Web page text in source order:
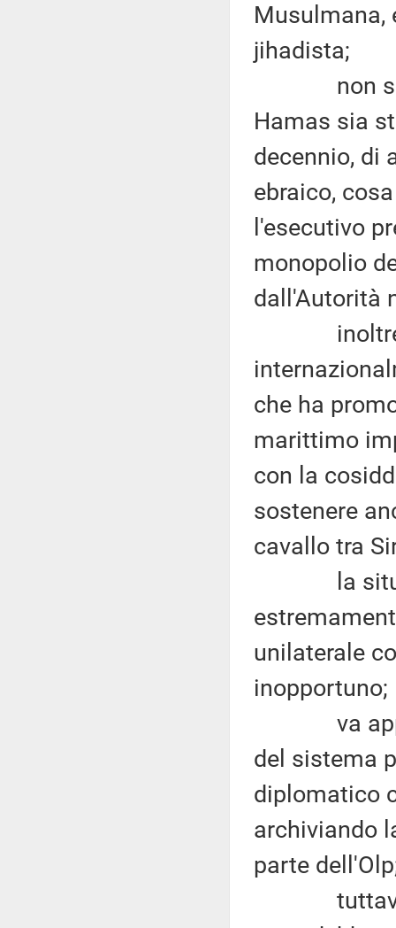
Musulmana,
jihadista;
non si
Hamas sia
decennio, di
ebraico,
l'esecutivo
monopolio
dall'Autorità
inoltre si
che ha
marittimo
con la
sostenere
cavallo tra
la
unilaterale
inopportuno;
va
del sistema
diplomatico
archiviando
parte
tuttavia si